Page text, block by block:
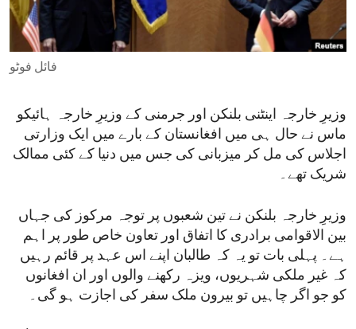
ENVIRONMENT AND HEALTH
IDEALS AND INSTITUTIONS
فائل فوٹو
وزیرِ خارجہ اینٹنی بلنکن اور جرمنی کے وزیرِ خارجہ ہائیکو
ماس نے حال ہی میں افغانستان کے بارے میں ایک وزارتی
اجلاس کی مل کر میزبانی کی جس میں دنیا کے کئی ممالک
شریک تھے۔
وزیرِ خارجہ بلنکن نے تین شعبوں پر توجہ مرکوز کی جہاں
بین الاقوامی برادری کا اتفاق اور تعاون خاص طور پر اہم
ہے۔ پہلی بات تو یہ کہ طالبان اپنے اس عہد پر قائم رہیں
کہ غیر ملکی شہریوں، ویزہ رکھنے والوں اور ان افغانوں
کو جو اگر چاہیں تو بیرون ملک سفر کی اجازت ہو گی۔